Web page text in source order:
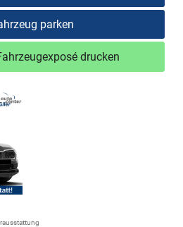
parken
drucken